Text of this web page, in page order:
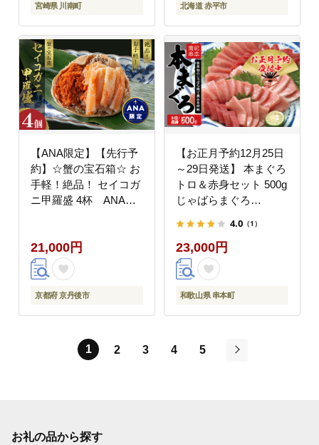
宮崎県 川南町 北海道 赤平市
【ANA限定】【先行予
約】☆蟹の宝石箱☆ お
手軽！絶品！ セイコガ
ニ甲羅盛 4杯 ANAオ
21,000円
京都府 京丹後市
【お正月予約12月25日
～29日発送】 本まぐろ
トロ＆赤身セット 500g
じゃばらまぐろ
4.0 （1）
23,000円
和歌山県 串本町
1 2 3 4
5
お礼の品から探す